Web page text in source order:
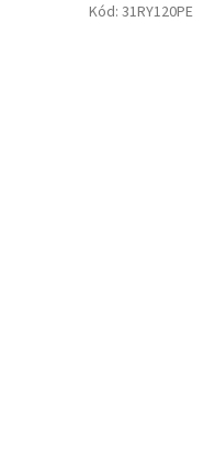
Kód: 31RY120PE